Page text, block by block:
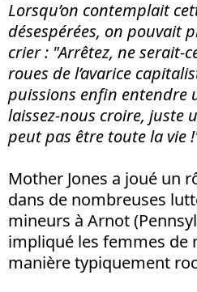
Lorsqu’on contemplait
désespérées, on pouvait
crier : "Arrêtez, ne serait-
roues de l’avarice
puissions enfin entendre
laissez-nous croire, juste
peut pas être toute la vie
Mother Jones a joué un
dans de nombreuses
mineurs à Arnot
impliqué les femmes de
manière typiquement